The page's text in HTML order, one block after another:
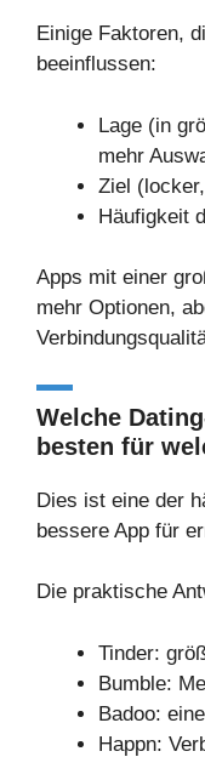
Einige Faktoren,
beeinflussen:
Lage (in
mehr
Ziel
Häufigkeit
Apps mit einer
mehr Optionen,
Welche
besten für
Dies ist eine der
bessere App für
Die praktische
Tinder:
Bumble:
Badoo:
Happn: